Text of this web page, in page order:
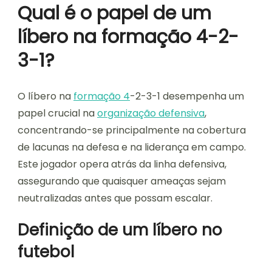
Qual é o papel de um
líbero na formação 4-2-
3-1?
O líbero na formação 4-2-3-1 desempenha um
papel crucial naorganização defensiva,
concentrando-se principalmente na cobertura
de lacunas na defesa e na liderança em campo.
Este jogador opera atrás da linha defensiva,
assegurando que quaisquer ameaças sejam
neutralizadas antes que possam escalar.
Definição de um líbero no
futebol